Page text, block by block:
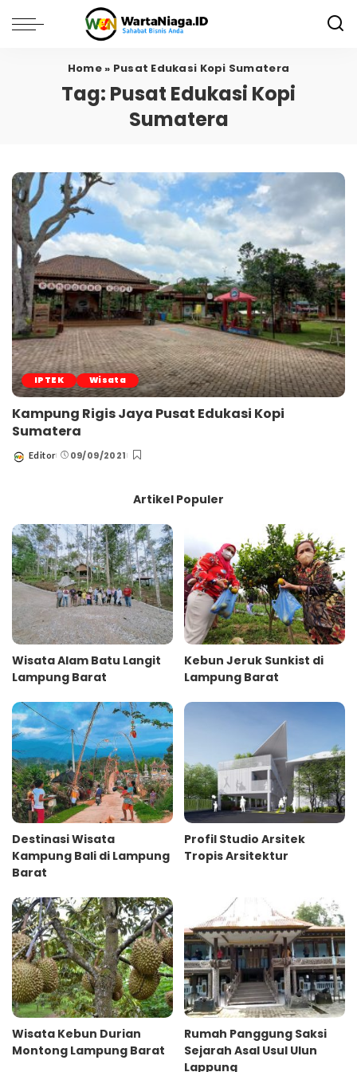
Home» Pusat Edukasi Kopi Sumatera
Tag: Pusat Edukasi Kopi
Sumatera
IPTEK Wisata
Kampung Rigis Jaya Pusat Edukasi Kopi
Sumatera
Posted
Editor 09/09/2021
Artikel Populer
Wisata Alam Batu Langit
Lampung Barat
Kebun Jeruk Sunkist di
Lampung Barat
Destinasi Wisata
Kampung Bali di Lampung
Barat
Profil Studio Arsitek
Tropis Arsitektur
Wisata Kebun Durian
Montong Lampung Barat
Rumah Panggung Saksi
Sejarah Asal Usul Ulun
Lappung